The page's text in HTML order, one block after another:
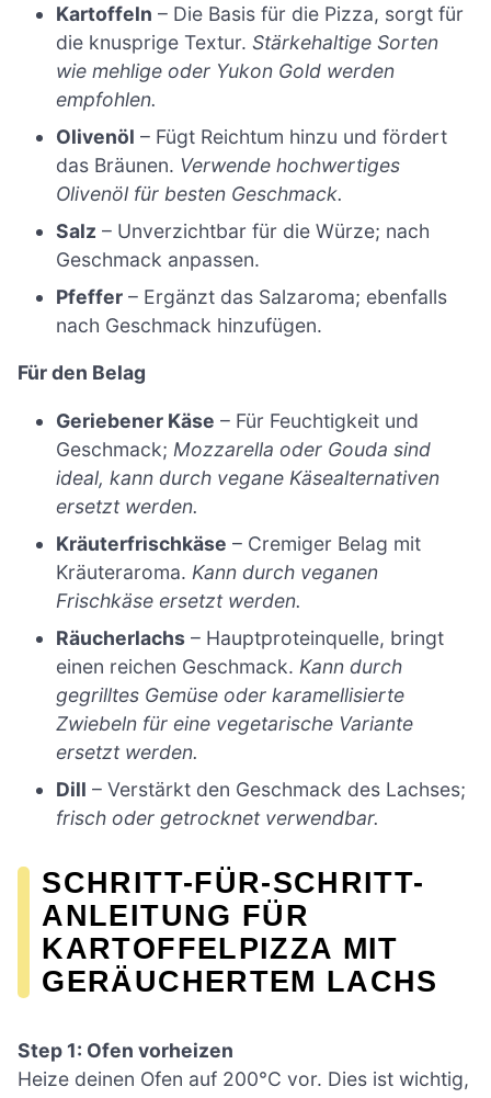
Kartoffeln – Die Basis für die Pizza, sorgt für
die knusprige Textur.Stärkehaltige Sorten
wie mehlige oder Yukon Gold werden
empfohlen.
Olivenöl – Fügt Reichtum hinzu und fördert
das Bräunen. Verwende hochwertiges
Olivenöl für besten Geschmack.
Salz – Unverzichtbar für die Würze; nach
Geschmack anpassen.
Pfeffer – Ergänzt das Salzaroma; ebenfalls
nach Geschmack hinzufügen.
Für den Belag
Geriebener Käse – Für Feuchtigkeit und
Geschmack; Mozzarella oder Gouda sind
ideal, kann durch vegane Käsealternativen
ersetzt werden.
Kräuterfrischkäse – Cremiger Belag mit
Kräuteraroma. Kann durch veganen
Frischkäse ersetzt werden.
Räucherlachs – Hauptproteinquelle, bringt
einen reichen Geschmack. Kann durch
gegrilltes Gemüse oder karamellisierte
Zwiebeln für eine vegetarische Variante
ersetzt werden.
Dill – Verstärkt den Geschmack des Lachses;
frisch oder getrocknet verwendbar.
SCHRITT-FÜR-SCHRITT-
ANLEITUNG FÜR
KARTOFFELPIZZA MIT
GERÄUCHERTEM LACHS
Step 1: Ofen vorheizen
Heize deinen Ofen auf 200°C vor. Dies ist wichtig,